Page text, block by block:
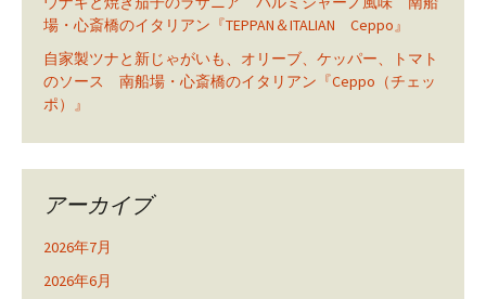
場・心斎橋のイタリアン『TEPPAN＆ITALIAN Ceppo』
自家製ツナと新じゃがいも、オリーブ、ケッパー、トマト
のソース 南船場・心斎橋のイタリアン『Ceppo（チェッ
ポ）』
アーカイブ
2026年7月
2026年6月